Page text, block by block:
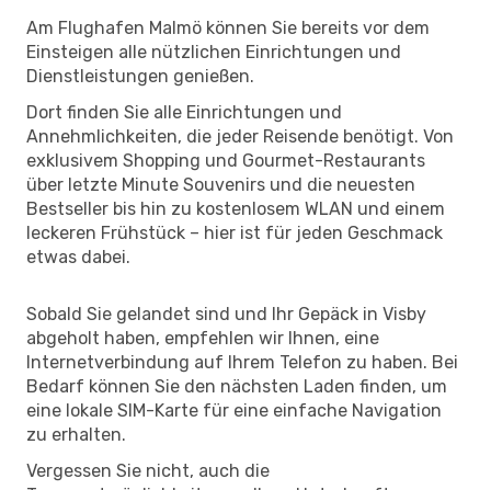
Am Flughafen Malmö können Sie bereits vor dem
Einsteigen alle nützlichen Einrichtungen und
Dienstleistungen genießen.
Dort finden Sie alle Einrichtungen und
Annehmlichkeiten, die jeder Reisende benötigt. Von
exklusivem Shopping und Gourmet-Restaurants
über letzte Minute Souvenirs und die neuesten
Bestseller bis hin zu kostenlosem WLAN und einem
leckeren Frühstück – hier ist für jeden Geschmack
etwas dabei.
Sobald Sie gelandet sind und Ihr Gepäck in Visby
abgeholt haben, empfehlen wir Ihnen, eine
Internetverbindung auf Ihrem Telefon zu haben. Bei
Bedarf können Sie den nächsten Laden finden, um
eine lokale SIM-Karte für eine einfache Navigation
zu erhalten.
Vergessen Sie nicht, auch die